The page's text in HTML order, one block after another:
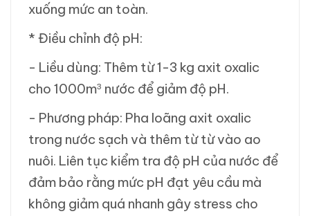
xuống mức an toàn.
* Điều chỉnh độ pH:
- Liều dùng: Thêm từ 1-3 kg axit oxalic
cho 1000m3 nước để giảm độ pH.
- Phương pháp: Pha loãng axit oxalic
trong nước sạch và thêm từ từ vào ao
nuôi. Liên tục kiểm tra độ pH của nước để
đảm bảo rằng mức pH đạt yêu cầu mà
không giảm quá nhanh gây stress cho